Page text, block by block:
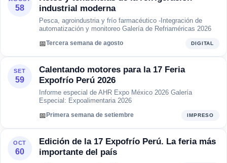
58
industrial moderna
Pesca, agroindustria y frío farmacéutico -Integración de
automatización y monitoreo Galería de Refriaméricas 2026
📅Tercera semana de agosto DIGITAL
SET
59
Calentando motores para la 17 Feria
Expofrío Perú 2026
Informe especial de AHR Expo México 2026 Galería
Especial: Expoalimentaria 2026
📅 Primera semana de setiembre IMPRESO
OCT
60
Edición de la 17 Expofrío Perú. La feria más
importante del país